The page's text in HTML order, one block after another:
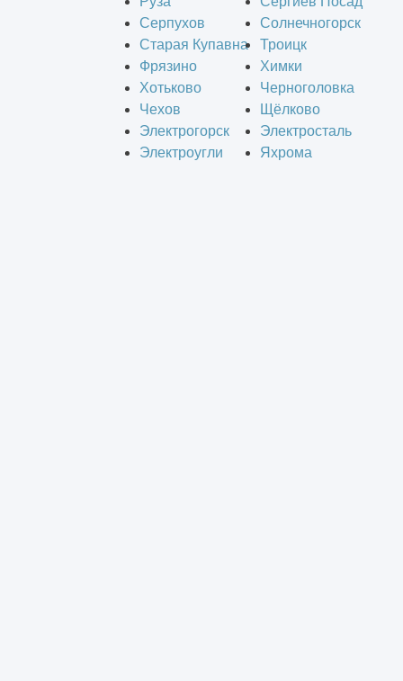
Серпухов
Солнечногорск
Старая Купавна
Троицк
Фрязино
Химки
Хотьково
Черноголовка
Чехов
Щёлково
Электрогорск
Электросталь
Электроугли
Яхрома